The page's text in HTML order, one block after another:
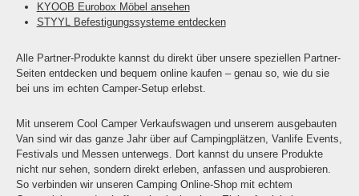
KYOOB Eurobox Möbel ansehen
STYYL Befestigungssysteme entdecken
Alle Partner-Produkte kannst du direkt über unsere speziellen Partner-
Seiten entdecken und bequem online kaufen – genau so, wie du sie
bei uns im echten Camper-Setup erlebst.
Mit unserem Cool Camper Verkaufswagen und unserem ausgebauten
Van sind wir das ganze Jahr über auf Campingplätzen, Vanlife Events,
Festivals und Messen unterwegs. Dort kannst du unsere Produkte
nicht nur sehen, sondern direkt erleben, anfassen und ausprobieren.
So verbinden wir unseren Camping Online-Shop mit echtem